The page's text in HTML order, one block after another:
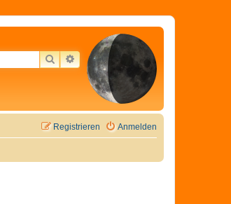
SUCHEERWEITERTE SUCHE
Anmelden
Registrieren